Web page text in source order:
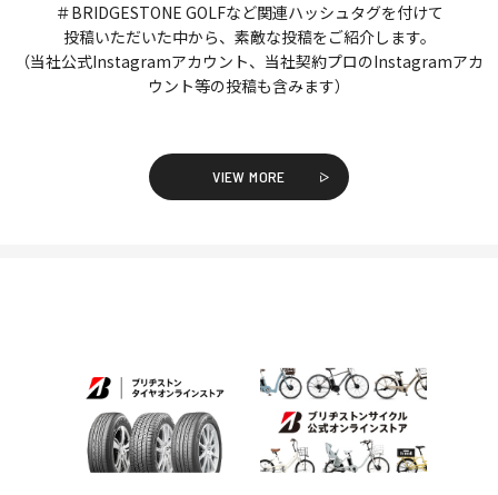
＃BRIDGESTONE GOLFなど関連ハッシュタグを付けて
投稿いただいた中から、素敵な投稿をご紹介します。
（当社公式Instagramアカウント、当社契約プロのInstagramアカ
ウント等の投稿も含みます）
VIEW MORE